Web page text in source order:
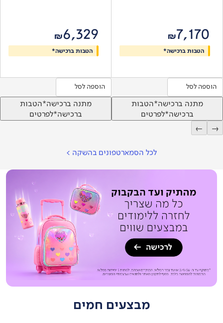
₪7,170
הטבות ברכישה*
הוספה לסל
מתנה ברכישה*הטבות
ברכישה*לפרטים
₪6,329
הטבות ברכישה*
הוספה לסל
מתנה ברכישה*הטבות
ברכישה*לפרטים
→
←
לכל הסמארטפונים בהשקה >
מבצעים חמים